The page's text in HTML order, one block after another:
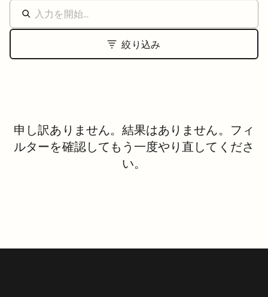
絞り込み
申し訳ありません。結果はありません。フィ
ルターを確認してもう一度やり直してくださ
い。